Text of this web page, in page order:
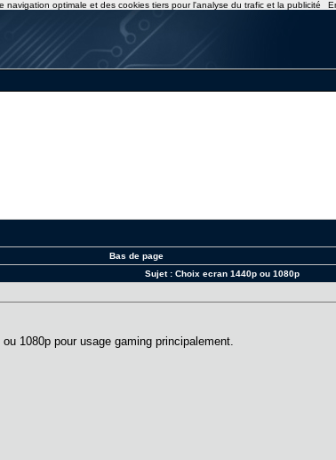
Bas de page
Sujet : Choix ecran 1440p ou 1080p
1080p pour usage gaming principalement.
navigation optimale et des cookies tiers pour l'analyse du trafic et la publicité